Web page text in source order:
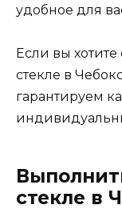
удобное для
Если вы
стекле в
гарантируем
стекле в